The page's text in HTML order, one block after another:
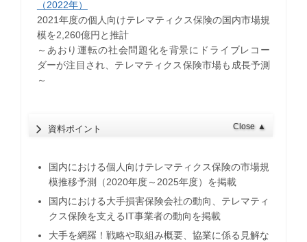
（2022年）
2021年度の個人向けテレマティクス保険の国内市場規
模を2,260億円と推計
～あおり運転の社会問題化を背景にドライブレコー
ダーが注目され、テレマティクス保険市場も成長予測
～
資料ポイント Close ▲
国内における個人向けテレマティクス保険の市場規
模推移予測（2020年度～2025年度）を掲載
国内における大手損害保険会社の動向、テレマティ
クス保険を支えるIT事業者の動向を掲載
大手を網羅！戦略や取組み概要、協業に係る見解な